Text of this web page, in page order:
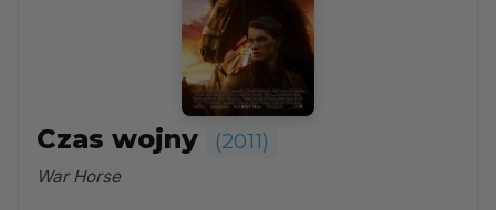
Czas wojny (2011)
War Horse